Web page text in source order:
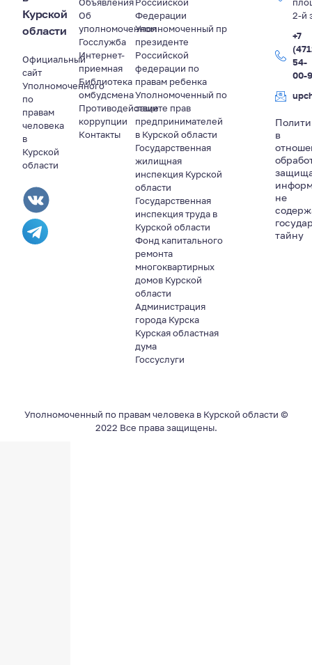
Курской
области
Официальный
сайт
Уполномоченного
по
правам
человека
в
Курской
области
Об
уполномоченном
Госслужба
Интернет-
приемная
Библиотека
омбудсмена
Противодействие
коррупции
Контакты
Федерации
Уполномоченный пр
президенте
Российской
федерации по
правам ребенка
Уполномоченный по
защите прав
предпринимателей
в Курской области
Государственная
жилищная
инспекция Курской
области
Государственная
инспекция труда в
Курской области
Фонд капитального
ремонта
многоквартирных
домов Курской
области
Администрация
города Курска
Курская областная
дума
Госсуслуги
2-й
+7
54-
00-
в
не
тайну
Уполномоченный по правам человека в Курской области ©
2022 Все права защищены.